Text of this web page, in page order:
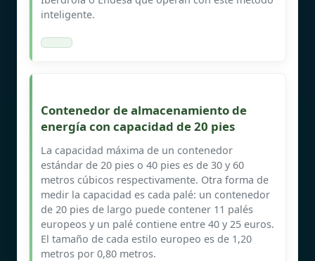
inteligente.
Contenedor de almacenamiento de
energía con capacidad de 20 pies
La capacidad máxima de un contenedor
estándar de 20 pies o 40 pies es de 30 y 60
metros cúbicos respectivamente. Otra forma de
medir la capacidad es cada palé: un contenedor
de 20 pies de largo puede contener 11 palés
europeos y un palé contiene entre 40 y 25 euros.
El tamaño de cada estilo europeo es de 1,20
metros por 0,80 metros.